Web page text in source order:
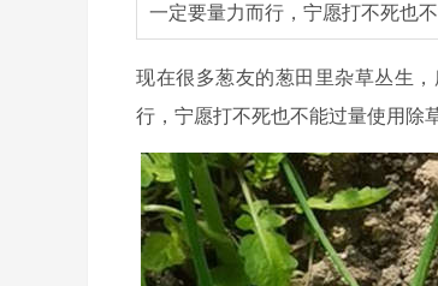
一定要量力而行，宁愿打不死也
现在很多葱友的葱田里杂草丛生
行，宁愿打不死也不能过量使用除